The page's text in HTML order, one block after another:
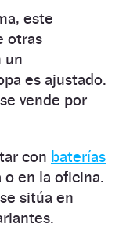
este
otras
un
es ajustado.
vende por
con baterías
o en la oficina.
sitúa en